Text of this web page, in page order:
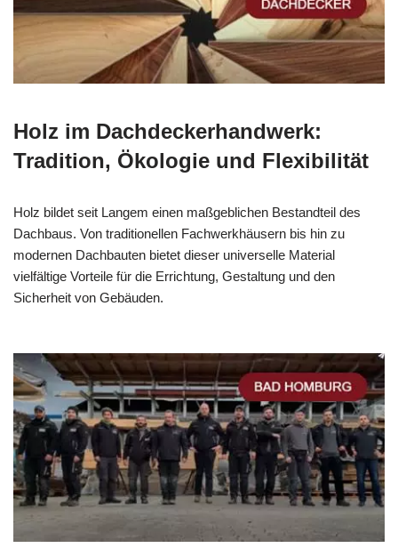
Holz im Dachdeckerhandwerk:
Tradition, Ökologie und Flexibilität
Holz bildet seit Langem einen maßgeblichen Bestandteil des
Dachbaus. Von traditionellen Fachwerkhäusern bis hin zu
modernen Dachbauten bietet dieser universelle Material
vielfältige Vorteile für die Errichtung, Gestaltung und den
Sicherheit von Gebäuden.